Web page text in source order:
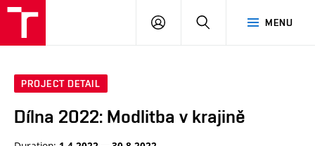
MENU
LOGIN SEARCH
PROJECT DETAIL
Dílna 2022: Modlitba v krajině